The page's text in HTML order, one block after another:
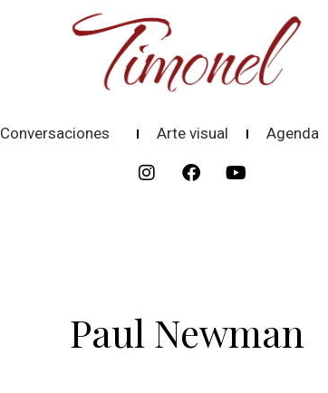
Conversaciones Arte visual Agenda
Paul Newman